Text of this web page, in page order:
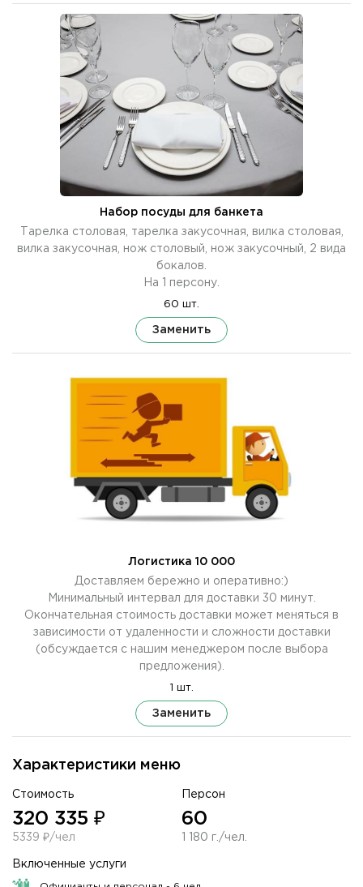
Характеристики меню
Стоимость
320 335 ₽
5339 ₽/чел
Персон
60
1 180 г./чел.
Включенные услуги
Набор посуды для банкета
Тарелка столовая, тарелка закусочная, вилка столовая,
вилка закусочная, нож столовый, нож закусочный, 2 вида
бокалов.
На 1 персону.
60 шт.
Заменить
Логистика 10 000
Доставляем бережно и оперативно:)
Минимальный интервал для доставки 30 минут.
Окончательная стоимость доставки может меняться в
зависимости от удаленности и сложности доставки
(обсуждается с нашим менеджером после выбора
предложения).
1 шт.
Заменить